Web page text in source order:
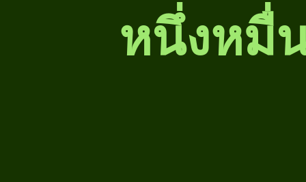
หนึ่ง​หมื่